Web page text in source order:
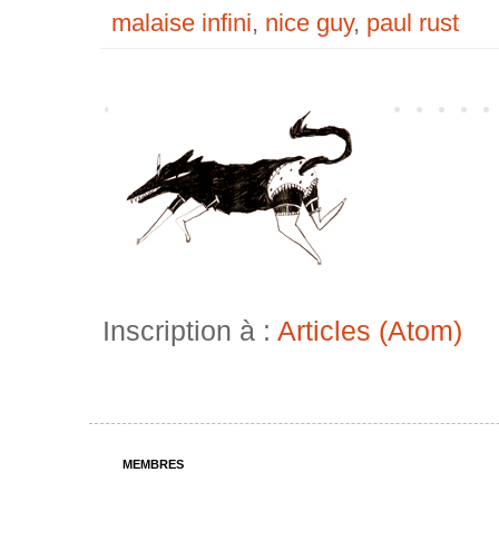
malaise infini, nice guy, paul rust
Inscription à : Articles (Atom)
MEMBRES